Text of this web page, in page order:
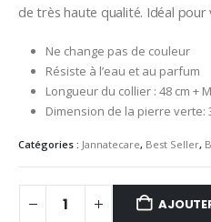
de très haute qualité. Idéal
Ne change pas de couleur
Résiste à l’eau et au parfum
Longueur du collier : 48 cm +
Dimension de la pierre verte:
Catégories : Jannatecare, Best Seller,